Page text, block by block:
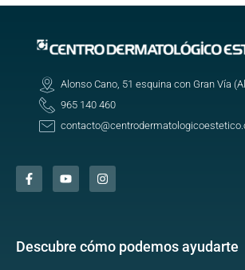
Alonso Cano, 51 esquina con Gran Vía
965 140 460
Descubre cómo podemos ayudarte